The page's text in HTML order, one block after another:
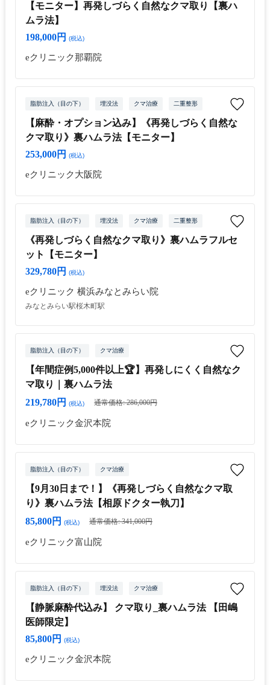
【モニター】再発しづらく自然なクマ取り【裏ハ
ムラ法】
198,000円
(税込)
eクリニック那覇院
脂肪注入（目の下） 埋没法 クマ治療 二重整形
【麻酔・オプション込み】《再発しづらく自然な
クマ取り》裏ハムラ法【モニター】
253,000円
(税込)
eクリニック大阪院
脂肪注入（目の下） 埋没法 クマ治療 二重整形
《再発しづらく自然なクマ取り》裏ハムラフルセ
ット【モニター】
329,780円
(税込)
eクリニック 横浜みなとみらい院
みなとみらい駅桜木町駅
脂肪注入（目の下） クマ治療
【年間症例5,000件以上🏆️】再発しにくく自然なク
マ取り｜裏ハムラ法
219,780円
(税込) 通常価格: 286,000円
eクリニック金沢本院
脂肪注入（目の下） クマ治療
【9月30日まで！】《再発しづらく自然なクマ取
り》裏ハムラ法【相原ドクター執刀】
85,800円
(税込) 通常価格: 341,000円
eクリニック富山院
脂肪注入（目の下） 埋没法 クマ治療
【静脈麻酔代込み】 クマ取り_裏ハムラ法 【田嶋
医師限定】
85,800円
(税込)
eクリニック金沢本院